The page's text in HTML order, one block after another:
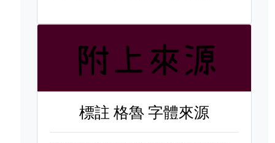
標註格魯 字體來源